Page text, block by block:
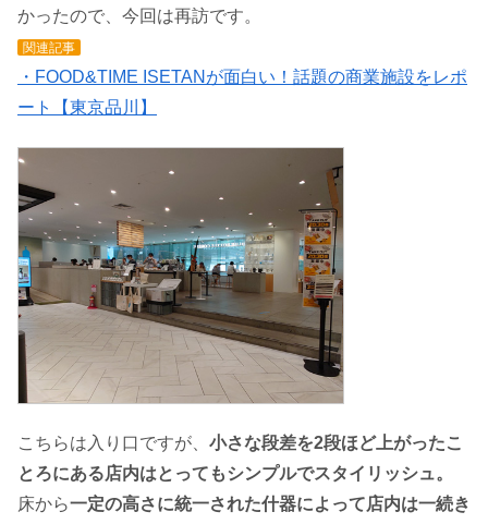
かったので、今回は再訪です。
関連記事
・FOOD&TIME ISETANが面白い！話題の商業施設をレポ
ート【東京品川】
こちらは入り口ですが、 小さな段差を2段ほど上がったこ
とろにある店内はとってもシンプルでスタイリッシュ。
床から一定の高さに統一された什器によって店内は一続き